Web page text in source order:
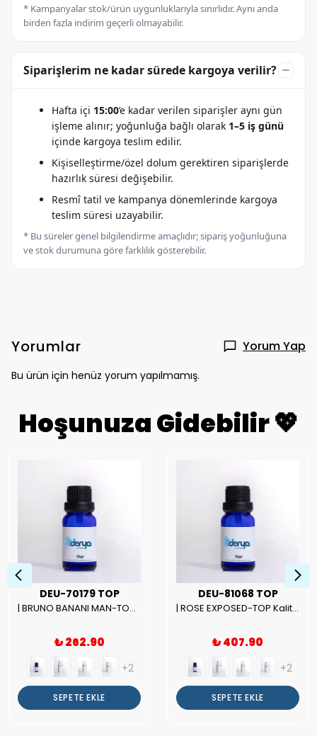
* Kampanyalar stok/ürün uygunluklarıyla sınırlıdır. Aynı anda
birden fazla indirim geçerli olmayabilir.
Siparişlerim ne kadar sürede kargoya verilir?
Hafta içi 15:00’e kadar verilen siparişler aynı gün
işleme alınır; yoğunluğa bağlı olarak 1–5 iş günü
içinde kargoya teslim edilir.
Kişiselleştirme/özel dolum gerektiren siparişlerde
hazırlık süresi değişebilir.
Resmî tatil ve kampanya dönemlerinde kargoya
teslim süresi uzayabilir.
* Bu süreler genel bilgilendirme amaçlıdır; sipariş yoğunluğuna
ve stok durumuna göre farklılık gösterebilir.
Yorumlar Yorum Yap
Bu ürün için henüz yorum yapılmamış.
Hoşunuza Gidebilir 💖
DEU-70179 TOP
| BRUNO BANANI MAN-TOP Kalite Erkek Parfüm Esansı.|
₺ 262.90
+2
SEPETE EKLE
DEU-81068 TOP
| ROSE EXPOSED-TOP Kalite Unısex Parfüm Esansı.|
₺ 407.90
+2
SEPETE EKLE